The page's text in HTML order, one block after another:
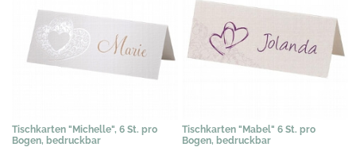
Tischkarten "Michelle", 6 St. pro
Bogen, bedruckbar
Tischkarten "Mabel" 6 St. pro
Bogen, bedruckbar